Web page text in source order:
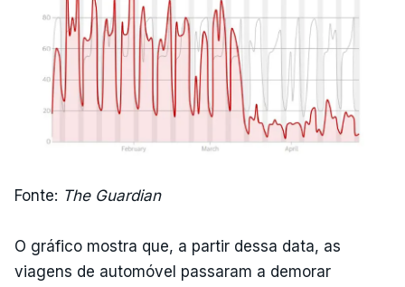
Fonte: The Guardian
O gráfico mostra que, a partir dessa data, as
viagens de automóvel passaram a demorar